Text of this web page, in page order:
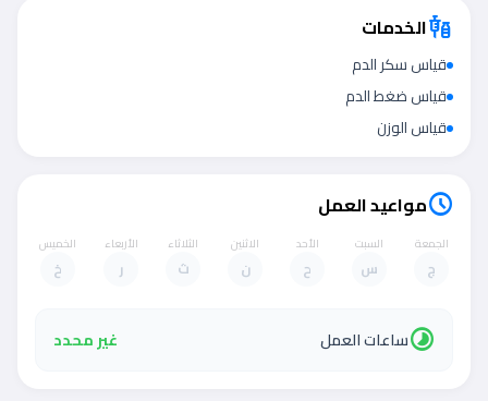
vaccinesالخدمات
قياس سكر الدم
قياس ضغط الدم
قياس الوزن
scheduleمواعيد العمل
الجمعة
ج
السبت
س
الأحد
ح
الاثنين
ن
الثلاثاء
ث
الأربعاء
ر
الخميس
خ
timelapseساعات العمل غير محدد